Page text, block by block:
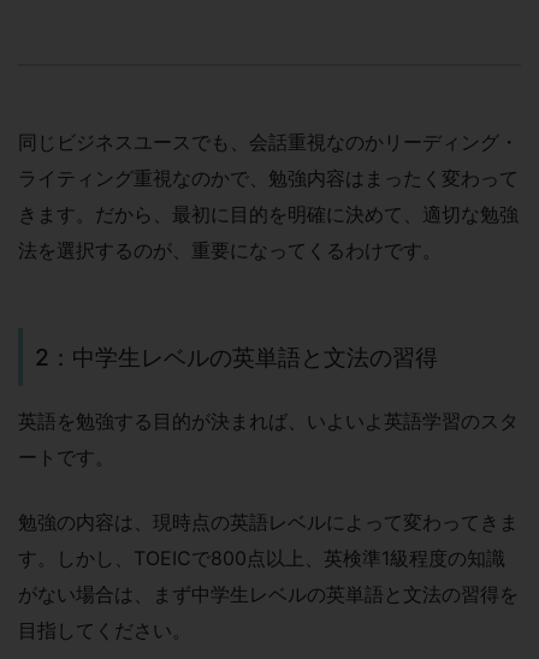
同じビジネスユースでも、会話重視なのかリーディング・
ライティング重視なのかで、勉強内容はまったく変わって
きます。だから、最初に目的を明確に決めて、適切な勉強
法を選択するのが、重要になってくるわけです。
2：中学生レベルの英単語と文法の習得
英語を勉強する目的が決まれば、いよいよ英語学習のスタ
ートです。
勉強の内容は、現時点の英語レベルによって変わってきま
す。しかし、TOEICで800点以上、英検準1級程度の知識
がない場合は、まず中学生レベルの英単語と文法の習得を
目指してください。